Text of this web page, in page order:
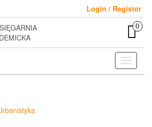
Login / Register
0
Toggle